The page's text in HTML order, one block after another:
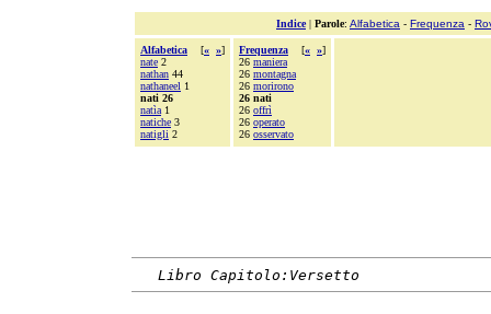
Indice| Parole: Alfabetica - Frequenza -
Alfabetica [« »]
nate 2
nathan 44
nathaneel 1
nati 26
natìa 1
natiche 3
natigli 2
Frequenza [« »]
26 maniera
26 montagna
26 morirono
26 nati
26 offrì
26 operato
26 osservato
Libro Capitolo:Versetto